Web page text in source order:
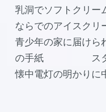
乳洞でソフトクリー
ならでのアイスクリ
青少年の家に届けら
の手紙 スタッ
懐中電灯の明かりに